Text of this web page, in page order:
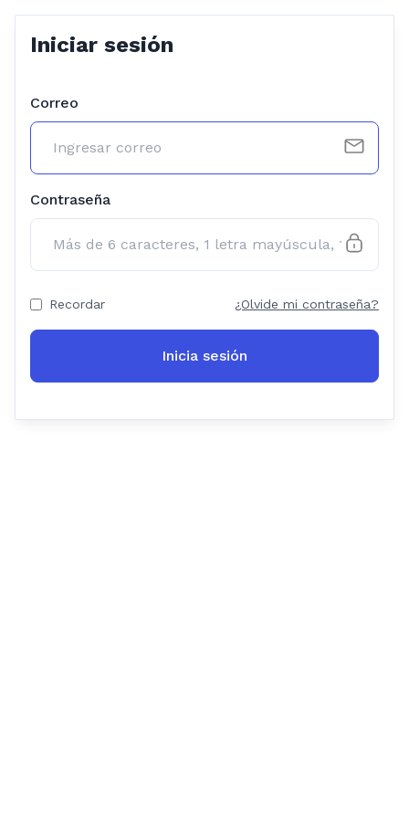
Iniciar sesión
Correo
Contraseña
Recordar ¿Olvide mi contraseña?